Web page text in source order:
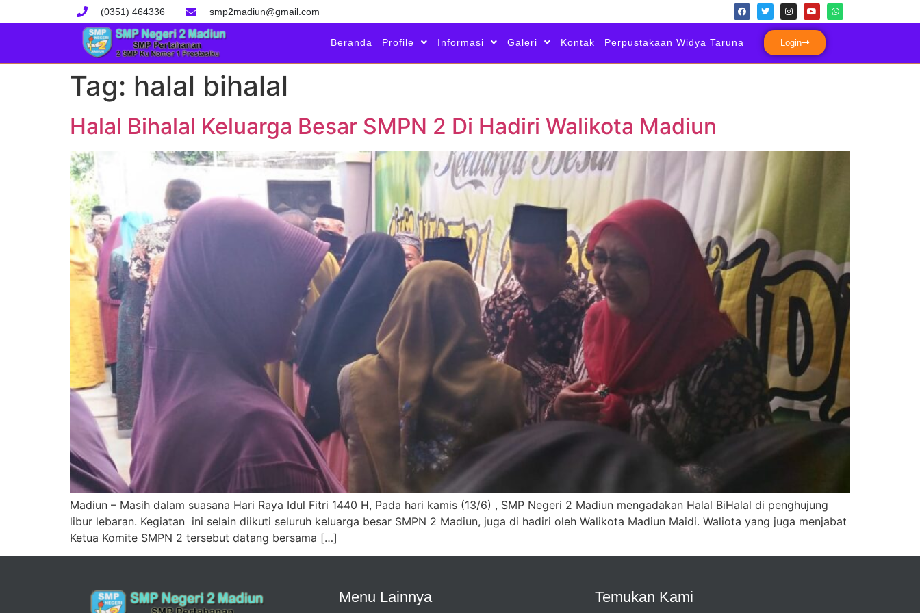
(0351) 464336 smp2madiun@gmail.com
Beranda Profile Informasi Galeri Kontak Perpustakaan Widya Taruna Login
Tag: halal bihalal
Halal Bihalal Keluarga Besar SMPN 2 Di Hadiri Walikota Madiun
Madiun – Masih dalam suasana Hari Raya Idul Fitri 1440 H, Pada hari kamis (13/6) , SMP Negeri 2 Madiun mengadakan Halal BiHalal di penghujung
libur lebaran. Kegiatan ini selain diikuti seluruh keluarga besar SMPN 2 Madiun, juga di hadiri oleh Walikota Madiun Maidi. Waliota yang juga menjabat
Ketua Komite SMPN 2 tersebut datang bersama […]
Menu Lainnya Temukan Kami